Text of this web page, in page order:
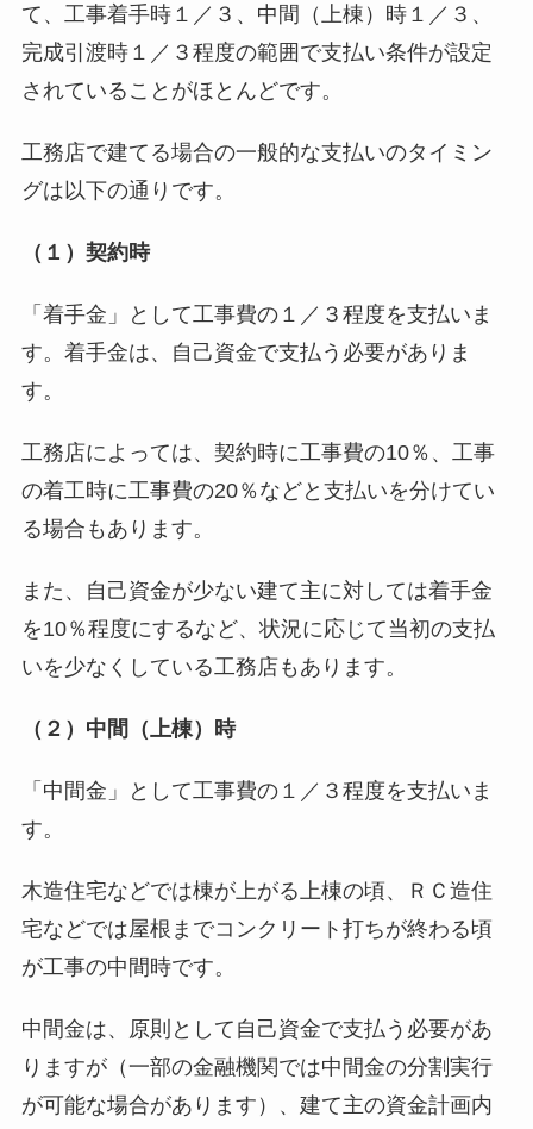
て、工事着手時１／３、中間（上棟）時１／３、
完成引渡時１／３程度の範囲で支払い条件が設定
されていることがほとんどです。
工務店で建てる場合の一般的な支払いのタイミン
グは以下の通りです。
（１）契約時
「着手金」として工事費の１／３程度を支払いま
す。着手金は、自己資金で支払う必要がありま
す。
工務店によっては、契約時に工事費の10％、工事
の着工時に工事費の20％などと支払いを分けてい
る場合もあります。
また、自己資金が少ない建て主に対しては着手金
を10％程度にするなど、状況に応じて当初の支払
いを少なくしている工務店もあります。
（２）中間（上棟）時
「中間金」として工事費の１／３程度を支払いま
す。
木造住宅などでは棟が上がる上棟の頃、ＲＣ造住
宅などでは屋根までコンクリート打ちが終わる頃
が工事の中間時です。
中間金は、原則として自己資金で支払う必要があ
りますが（一部の金融機関では中間金の分割実行
が可能な場合があります）、建て主の資金計画内